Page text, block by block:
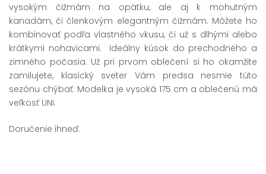
vysokým čižmám na opätku, ale aj k mohutným
kanadám, či členkovým elegantným čižmám. Môžete ho
kombinovať podľa vlastného vkusu, či už s dlhými alebo
krátkymi nohavicami. Ideálny kúsok do prechodného a
zimného počasia. Už pri prvom oblečení si ho okamžite
zamilujete, klasický sveter Vám predsa nesmie túto
sezónu chýbať. Modelka je vysoká 175 cm a oblečenú má
veľkosť UNI.
Doručenie ihneď.